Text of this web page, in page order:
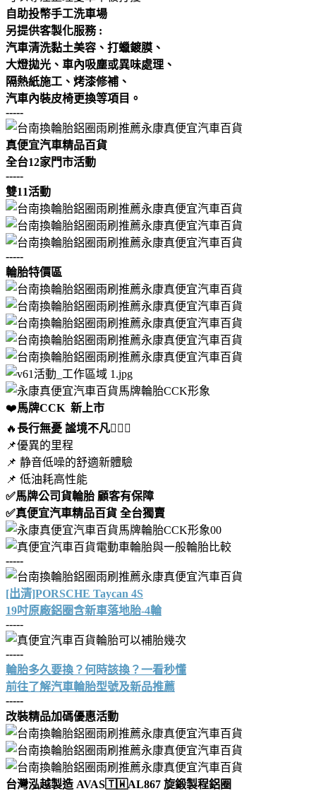
自助投幣手工洗車場
另提供客製化服務 :
汽車清洗黏土美容、打蠟鍍膜、
大燈拋光、車內吸塵或異味處理、
隔熱紙施工、烤漆修補、
汽車內裝皮椅更換等項目。
-----
真便宜汽車精品百貨
全台12家門市活動
-----
雙11活動
-----
輪胎特價區
❤️馬牌CCK 新上市
🔥長行無憂 謐境不凡🧚🏻‍♂
📌優異的里程
📌 静音低噪的舒適新體驗
📌 低油耗高性能
✅馬牌公司貨輪胎 顧客有保障
✅真便宜汽車精品百貨 全台獨賣
-----
[出清]PORSCHE Taycan 4S
19吋原廠鋁圈含新車落地胎-4輪
-----
-----
輪胎多久要換？何時該換？一看秒懂
前往了解汽車輪胎型號及新品推薦
-----
改裝精品加碼優惠活動
台灣泓越製造 AVAS🇹🇼AL867 旋鍛製程鋁圈